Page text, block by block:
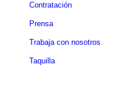
Contratación
Prensa
Trabaja con nosotros
Taquilla